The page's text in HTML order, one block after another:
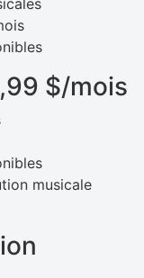
$/mois
musicale